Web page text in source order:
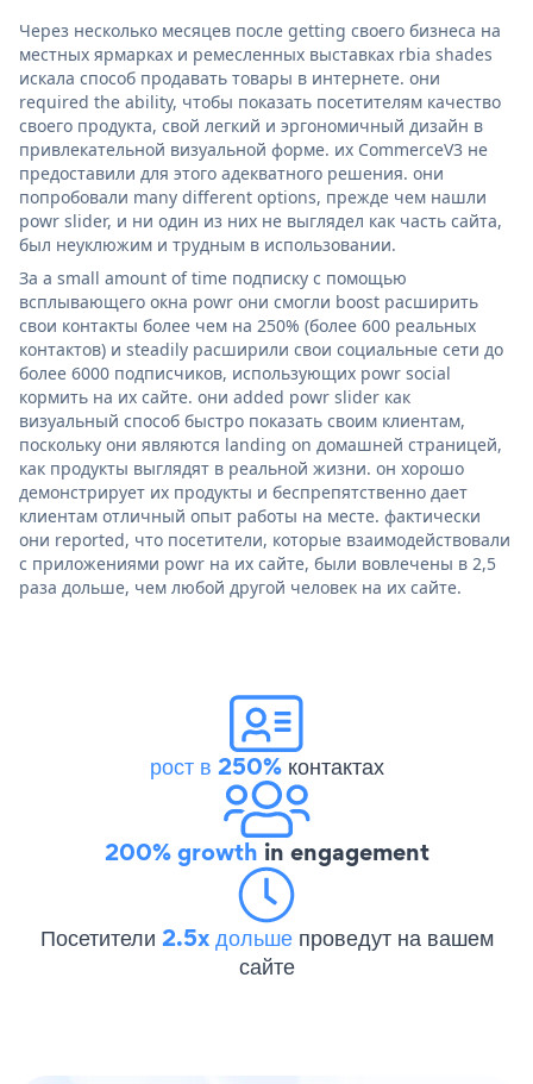
Через несколько месяцев после getting своего бизнеса на
местных ярмарках и ремесленных выставках rbia shades
искала способ продавать товары в интернете. они
required the ability, чтобы показать посетителям качество
своего продукта, свой легкий и эргономичный дизайн в
привлекательной визуальной форме. их CommerceV3 не
предоставили для этого адекватного решения. они
попробовали many different options, прежде чем нашли
powr slider, и ни один из них не выглядел как часть сайта,
был неуклюжим и трудным в использовании.
За a small amount of time подписку с помощью
всплывающего окна powr они смогли boost расширить
свои контакты более чем на 250% (более 600 реальных
контактов) и steadily расширили свои социальные сети до
более 6000 подписчиков, использующих powr social
кормить на их сайте. они added powr slider как
визуальный способ быстро показать своим клиентам,
поскольку они являются landing on домашней страницей,
как продукты выглядят в реальной жизни. он хорошо
демонстрирует их продукты и беспрепятственно дает
клиентам отличный опыт работы на месте. фактически
они reported, что посетители, которые взаимодействовали
с приложениями powr на их сайте, были вовлечены в 2,5
раза дольше, чем любой другой человек на их сайте.
рост в 250%контактах
200% growth in engagement
Посетители 2.5x дольше проведут на вашем
сайте